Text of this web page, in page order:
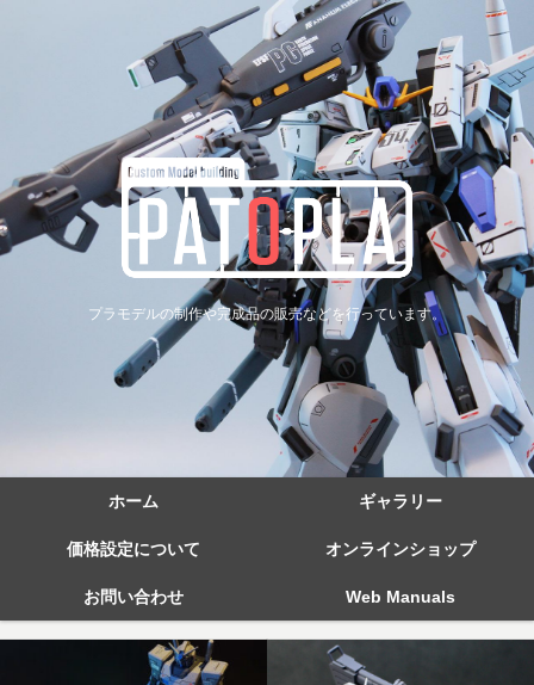
プラモデルの制作や完成品の販売などを行っています。
ホーム ギャラリー
価格設定について オンラインショップ
お問い合わせ Web Manuals